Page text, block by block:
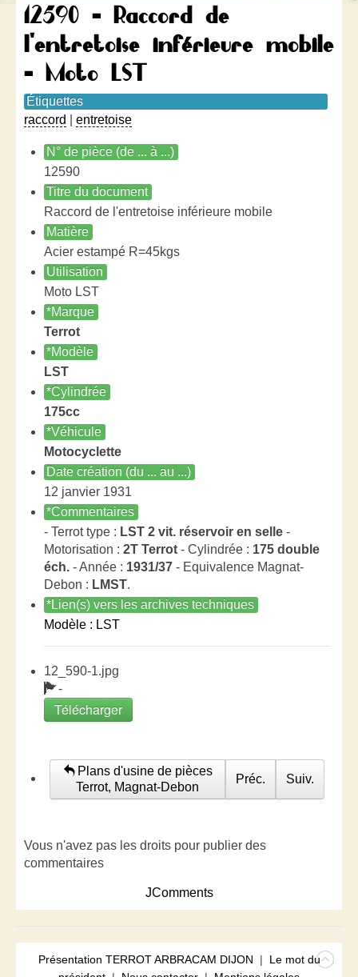
12590 - Raccord de
l'entretoise inférieure mobile
- Moto LST
Étiquettes
raccord
entretoise
N° de pièce (de ... à ...)
12590
Titre du document
Raccord de l'entretoise inférieure mobile
Matière
Acier estampé R=45kgs
Utilisation
Moto LST
*Marque
Terrot
*Modèle
LST
*Cylindrée
175cc
*Véhicule
Motocyclette
Date création (du ... au ...)
12 janvier 1931
*Commentaires
- Terrot type : LST 2 vit. réservoir en selle -
Motorisation : 2T Terrot - Cylindrée : 175 double
éch. - Année : 1931/37 - Equivalence Magnat-
Debon : LMST.
*Lien(s) vers les archives techniques
Modèle : LST
12_590-1.jpg
-
Télécharger
Plans d'usine de pièces
Terrot, Magnat-Debon
Préc. Suiv.
Vous n'avez pas les droits pour publier des
commentaires
JComments
Présentation TERROT ARBRACAM DIJON | Le mot du